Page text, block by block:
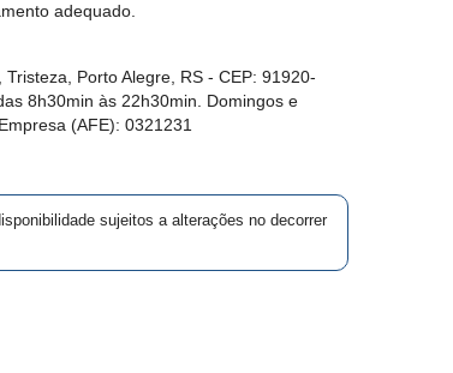
adequado.
Porto Alegre, RS - CEP: 91920-
8h30min às 22h30min. Domingos e
(AFE): 0321231
sujeitos a alterações no decorrer